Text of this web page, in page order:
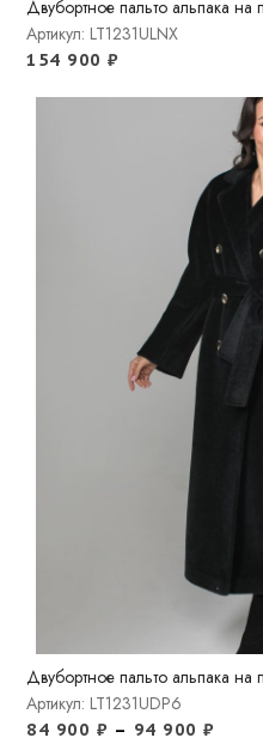
Двубортное пальто альпака на
Артикул: LT1231ULNX
154 900₽
Двубортное пальто альпака на
Артикул: LT1231UDP6
84 900 ₽ – 94 900₽